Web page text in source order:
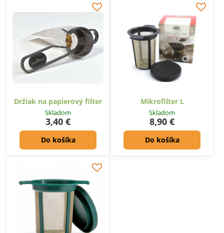
Držiak na papierový filter
Skladom
3,40 €
Do košíka
Mikrofilter L
Skladom
8,90 €
Do košíka